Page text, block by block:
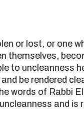
or lost, or one
themselves,
to uncleanness
be rendered
words of Rabbi
and is